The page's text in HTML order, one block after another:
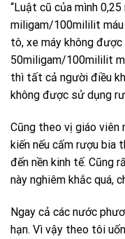
“Luật cũ của mình
miligam/100mililit máu
tô, xe máy không
50miligam/100mililit
thì tất cả người điều
không được sử dụng
Cũng theo vị giáo viên
kiến nếu cấm rượu bia
đến nền kinh tế. Cũng
này nghiêm khắc quá,
Ngay cả các nước
hạn. Vì vậy theo tôi